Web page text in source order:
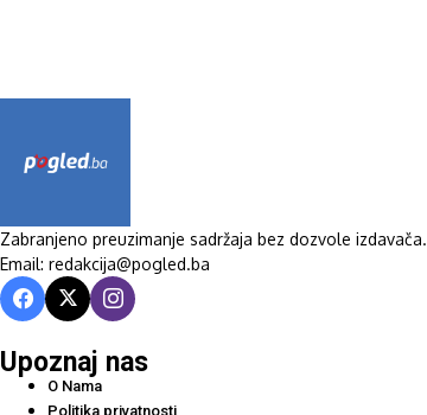
Zabranjeno preuzimanje sadržaja bez dozvole izdavača.
Email: redakcija@pogled.ba
Upoznaj nas
O Nama
Politika privatnosti